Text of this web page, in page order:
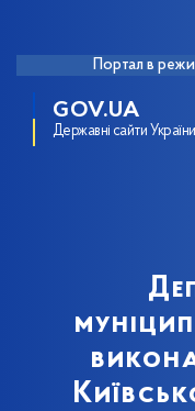
Портал в
GOV.UA
Державні сайти України